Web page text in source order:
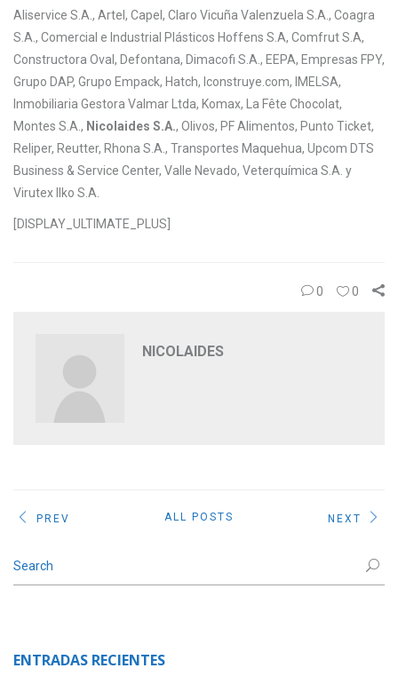
Aliservice S.A., Artel, Capel, Claro Vicuña Valenzuela S.A., Coagra
S.A., Comercial e Industrial Plásticos Hoffens S.A, Comfrut S.A,
Constructora Oval, Defontana, Dimacofi S.A., EEPA, Empresas FPY,
Grupo DAP, Grupo Empack, Hatch, Iconstruye.com, IMELSA,
Inmobiliaria Gestora Valmar Ltda, Komax, La Fête Chocolat,
Montes S.A., Nicolaides S.A., Olivos, PF Alimentos, Punto Ticket,
Reliper, Reutter, Rhona S.A., Transportes Maquehua, Upcom DTS
Business & Service Center, Valle Nevado, Veterquímica S.A. y
Virutex Ilko S.A.
[DISPLAY_ULTIMATE_PLUS]
0 0
NICOLAIDES
PREV ALL POSTS NEXT
ENTRADAS RECIENTES